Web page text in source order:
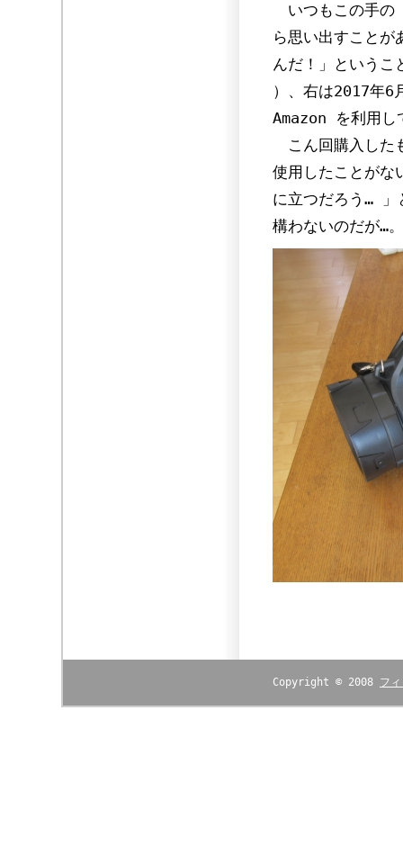
いつもこの手の
ら思い出すこと
んだ！」という
）、右は2017年
Amazon を利用し
こん回購入した
使用したことがな
に立つだろう… 」
構わないのだが…。
Copyright © 2008 フ